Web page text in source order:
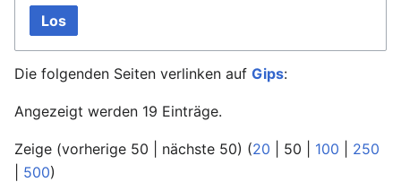
Los
Die folgenden Seiten verlinken auf Gips:
Angezeigt werden 19 Einträge.
Zeige (vorherige 50 nächste 50) (20 50 100
250
500)